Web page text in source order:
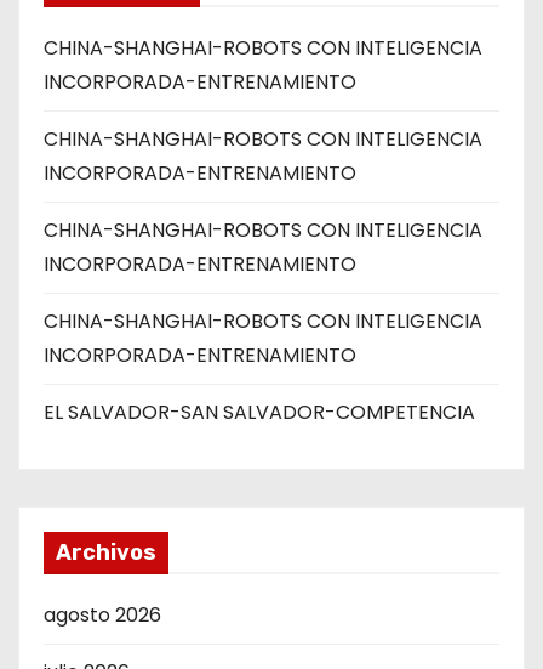
CHINA-SHANGHAI-ROBOTS CON INTELIGENCIA
INCORPORADA-ENTRENAMIENTO
CHINA-SHANGHAI-ROBOTS CON INTELIGENCIA
INCORPORADA-ENTRENAMIENTO
CHINA-SHANGHAI-ROBOTS CON INTELIGENCIA
INCORPORADA-ENTRENAMIENTO
CHINA-SHANGHAI-ROBOTS CON INTELIGENCIA
INCORPORADA-ENTRENAMIENTO
EL SALVADOR-SAN SALVADOR-COMPETENCIA
Archivos
agosto 2026